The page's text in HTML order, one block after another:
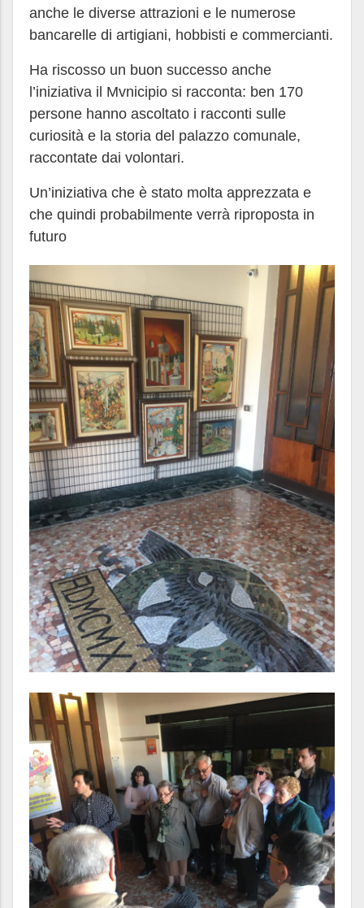
anche le diverse attrazioni e le numerose
bancarelle di artigiani, hobbisti e commercianti.
Ha riscosso un buon successo anche
l’iniziativa il Mvnicipio si racconta: ben 170
persone hanno ascoltato i racconti sulle
curiosità e la storia del palazzo comunale,
raccontate dai volontari.
Un’iniziativa che è stato molta apprezzata e
che quindi probabilmente verrà riproposta in
futuro